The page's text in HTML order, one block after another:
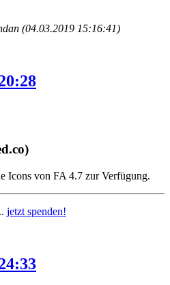
(04.03.2019 15:16:41)
Icons von FA 4.7 zur Verfügung.
jetzt spenden!